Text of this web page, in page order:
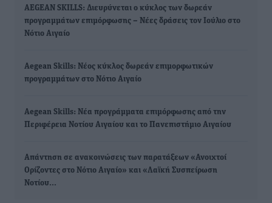
AEGEAN SKILLS: Διευρύνεται ο κύκλος των δωρεάν
προγραμμάτων επιμόρφωσης – Νέες δράσεις τον Ιούλιο στο
Νότιο Αιγαίο
Aegean Skills: Νέος κύκλος δωρεάν επιμορφωτικών
προγραμμάτων στο Νότιο Αιγαίο
Aegean Skills: Νέα προγράμματα επιμόρφωσης από την
Περιφέρεια Νοτίου Αιγαίου και το Πανεπιστήμιο Αιγαίου
Απάντηση σε ανακοινώσεις των παρατάξεων «Ανοιχτοί
Ορίζοντες στο Νότιο Αιγαίο» και «Λαϊκή Συσπείρωση
Νοτίου…